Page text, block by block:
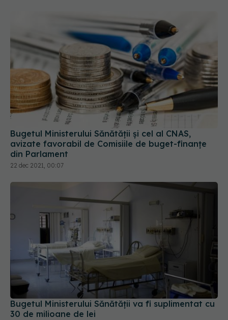
Bugetul Ministerului Sănătății și cel al CNAS,
avizate favorabil de Comisiile de buget-finanțe
din Parlament
22 dec 2021, 00:07
Bugetul Ministerului Sănătății va fi suplimentat cu
30 de milioane de lei